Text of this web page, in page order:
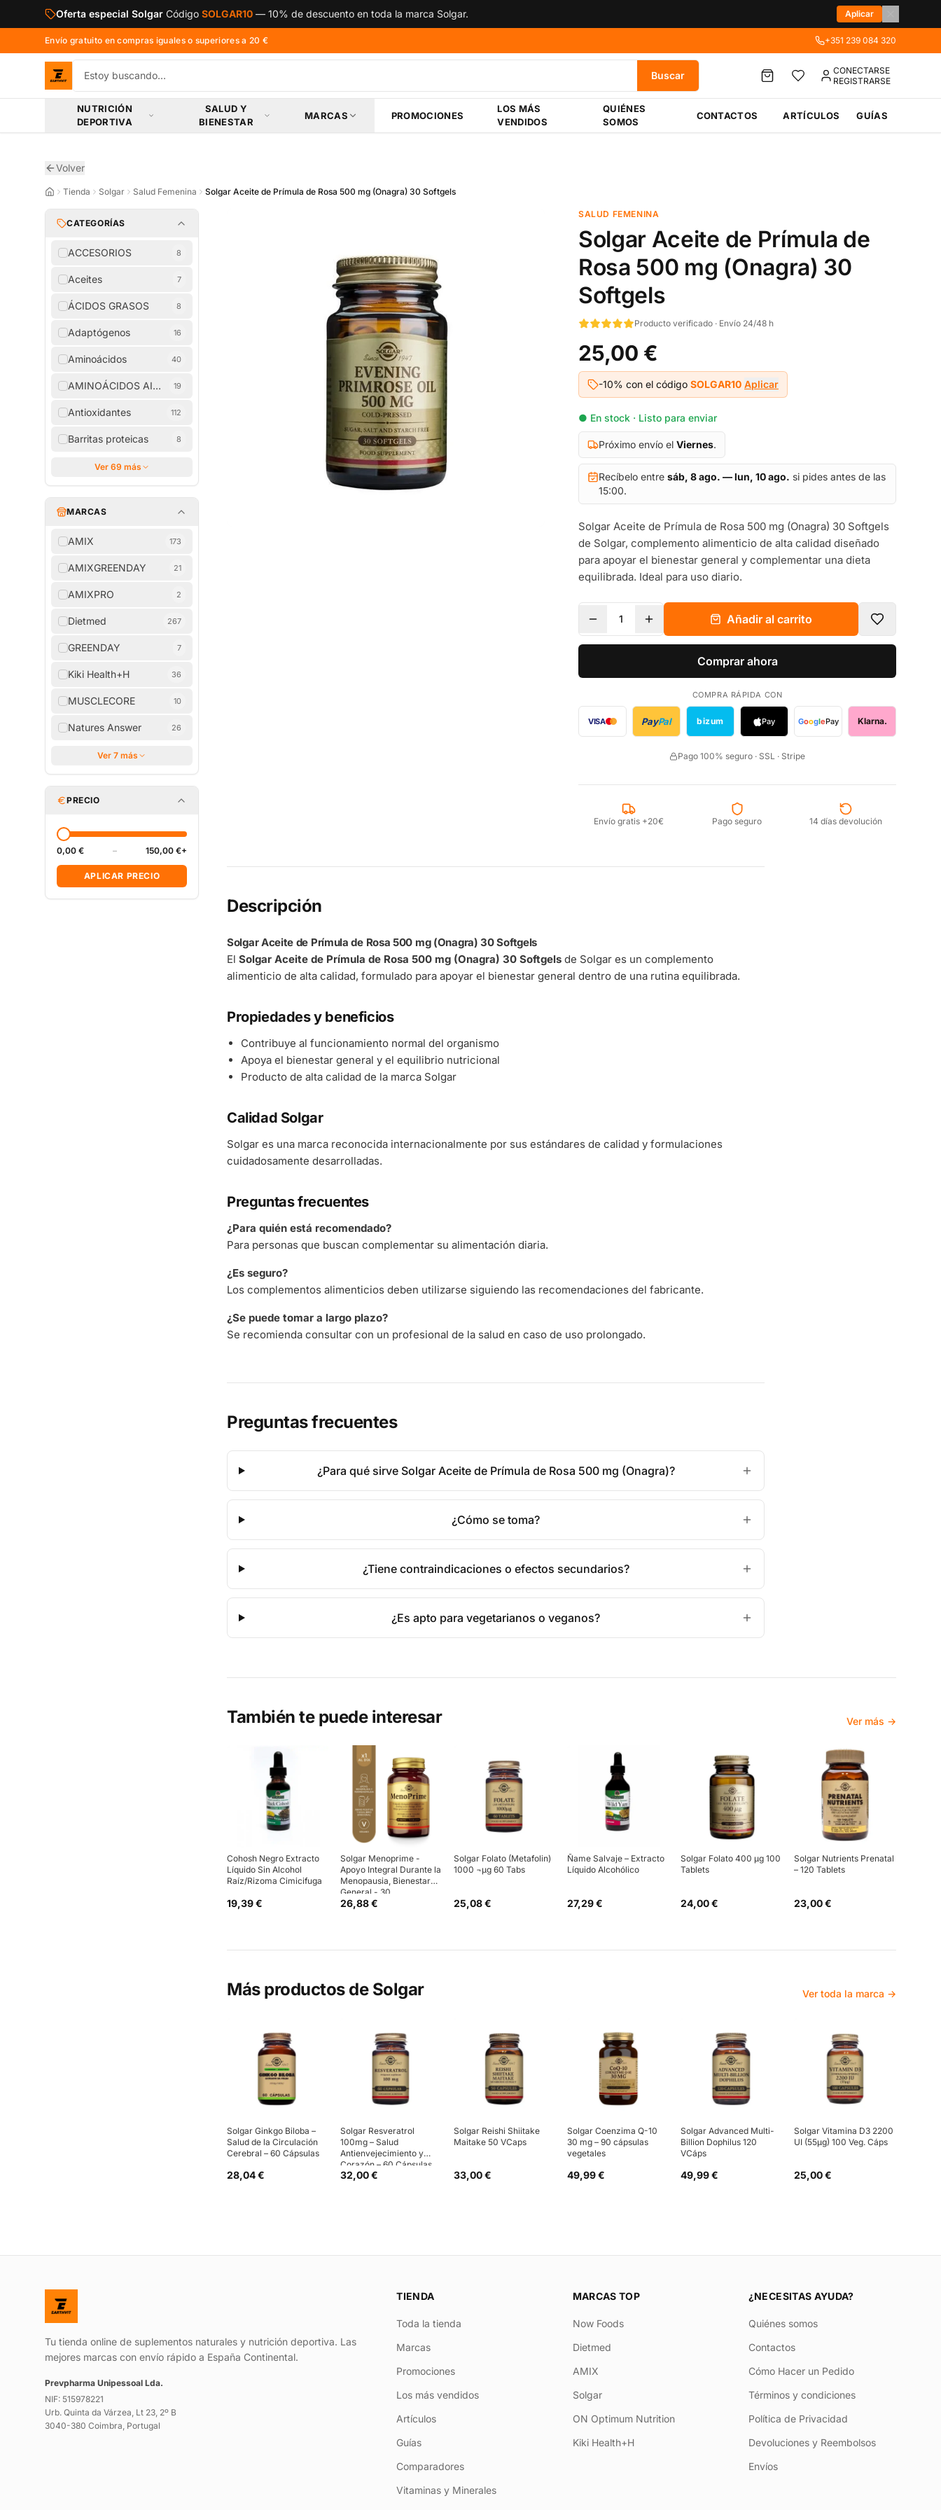
Saltar al contenido principal
Oferta especial Solgar Código SOLGAR10 — 10% de descuento en toda la marca Solgar. Aplicar
Envío gratuito en compras iguales o superiores a 20 € +351 239 084 320
Buscar
CONECTARSE
REGISTRARSE
NUTRICIÓN
DEPORTIVA
SALUD Y
BIENESTAR
MARCAS PROMOCIONES
LOS MÁS
VENDIDOS
QUIÉNES
SOMOS
CONTACTOS ARTÍCULOS GUÍAS
Volver
Tienda Solgar Salud Femenina Solgar Aceite de Prímula de Rosa 500 mg (Onagra) 30 Softgels
CATEGORÍAS
ACCESORIOS 8
Aceites 7
ÁCIDOS GRASOS 8
Adaptógenos 16
Aminoácidos 40
AMINOÁCIDOS AISLADOS
19
Antioxidantes 112
Barritas proteicas 8
Ver 69 más
MARCAS
AMIX 173
AMIXGREENDAY 21
AMIXPRO 2
Dietmed 267
GREENDAY 7
Kiki Health+H 36
MUSCLECORE 10
Natures Answer 26
Ver 7 más
PRECIO
0,00 € – 150,00 €+
APLICAR PRECIO
SALUD FEMENINA
Solgar Aceite de Prímula de
Rosa 500 mg (Onagra) 30
Softgels
Producto verificado · Envío 24/48 h
25,00 €
-10% con el código SOLGAR10 Aplicar
● En stock · Listo para enviar
Próximo envío el Viernes.
Recíbelo entre sáb, 8 ago. — lun, 10 ago. si pides antes de las
15:00.
Solgar Aceite de Prímula de Rosa 500 mg (Onagra) 30 Softgels
de Solgar, complemento alimenticio de alta calidad diseñado
para apoyar el bienestar general y complementar una dieta
equilibrada. Ideal para uso diario.
1 Añadir al carrito
Comprar ahora
COMPRA RÁPIDA CON
VISA PayPal bizum Pay GooglePay Klarna.
Pago 100% seguro · SSL · Stripe
Envío gratis +20€ Pago seguro 14 días devolución
Descripción
Solgar Aceite de Prímula de Rosa 500 mg (Onagra) 30 Softgels
El Solgar Aceite de Prímula de Rosa 500 mg (Onagra) 30 Softgels de Solgar es un complemento
alimenticio de alta calidad, formulado para apoyar el bienestar general dentro de una rutina equilibrada.
Propiedades y beneficios
Contribuye al funcionamiento normal del organismo
Apoya el bienestar general y el equilibrio nutricional
Producto de alta calidad de la marca Solgar
Calidad Solgar
Solgar es una marca reconocida internacionalmente por sus estándares de calidad y formulaciones
cuidadosamente desarrolladas.
Preguntas frecuentes
¿Para quién está recomendado?
Para personas que buscan complementar su alimentación diaria.
¿Es seguro?
Los complementos alimenticios deben utilizarse siguiendo las recomendaciones del fabricante.
¿Se puede tomar a largo plazo?
Se recomienda consultar con un profesional de la salud en caso de uso prolongado.
Preguntas frecuentes
¿Para qué sirve Solgar Aceite de Prímula de Rosa 500 mg (Onagra)?
¿Cómo se toma?
¿Tiene contraindicaciones o efectos secundarios?
¿Es apto para vegetarianos o veganos?
También te puede interesar Ver más →
Cohosh Negro Extracto
Líquido Sin Alcohol
Raíz/Rizoma Cimicifuga
19,39 €
Solgar Menoprime -
Apoyo Integral Durante la
Menopausia, Bienestar
General - 30
Comprimidos
26,88 €
Solgar Folato (Metafolin)
1000 ¬µg 60 Tabs
25,08 €
Ñame Salvaje – Extracto
Líquido Alcohólico
27,29 €
Solgar Folato 400 µg 100
Tablets
24,00 €
Solgar Nutrients Prenatal
– 120 Tablets
23,00 €
Más productos de Solgar Ver toda la marca →
Solgar Ginkgo Biloba –
Salud de la Circulación
Cerebral – 60 Cápsulas
28,04 €
Solgar Resveratrol
100mg – Salud
Antienvejecimiento y
Corazón – 60 Cápsulas
32,00 €
Solgar Reishi Shiitake
Maitake 50 VCaps
33,00 €
Solgar Coenzima Q-10
30 mg – 90 cápsulas
vegetales
49,99 €
Solgar Advanced Multi-
Billion Dophilus 120
VCáps
49,99 €
Solgar Vitamina D3 2200
UI (55µg) 100 Veg. Cáps
25,00 €
Tu tienda online de suplementos naturales y nutrición deportiva. Las
mejores marcas con envío rápido a España Continental.
Prevpharma Unipessoal Lda.
NIF: 515978221
Urb. Quinta da Várzea, Lt 23, 2º B
3040-380 Coimbra, Portugal
TIENDA
Toda la tienda
Marcas
Promociones
Los más vendidos
Artículos
Guías
Comparadores
Vitaminas y Minerales
MARCAS TOP
Now Foods
Dietmed
AMIX
Solgar
ON Optimum Nutrition
Kiki Health+H
¿NECESITAS AYUDA?
Quiénes somos
Contactos
Cómo Hacer un Pedido
Términos y condiciones
Política de Privacidad
Devoluciones y Reembolsos
Envíos